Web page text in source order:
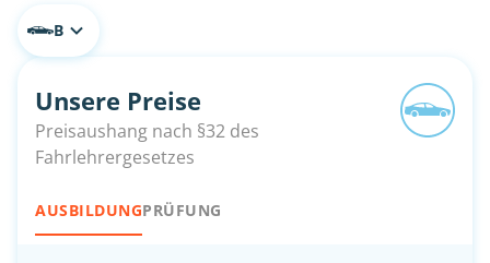
B
Unsere Preise
Preisaushang nach §32 des
Fahrlehrergesetzes
AUSBILDUNGPRÜFUNG